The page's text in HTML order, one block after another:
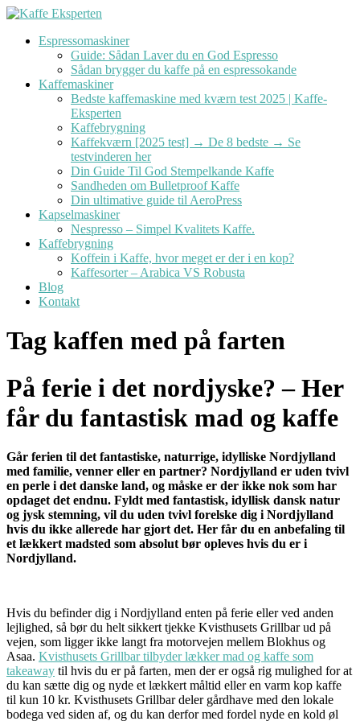
Videre
indholdEspressomaskiner
Guide: Sådan Laver du en God Espresso
Sådan brygger du kaffe på en espressokande
Kaffemaskiner
Bedste kaffemaskine med kværn test 2025 | Kaffe-
Eksperten
Kaffebrygning
Kaffekværn [2025 test] → De 8 bedste → Se
testvinderen her
Din Guide Til God Stempelkande Kaffe
Sandheden om Bulletproof Kaffe
Din ultimative guide til AeroPress
Kapselmaskiner
Nespresso – Simpel Kvalitets Kaffe.
Kaffebrygning
Koffein i Kaffe, hvor meget er der i en kop?
Kaffesorter – Arabica VS Robusta
Blog
Kontakt
Tag kaffen med på farten
På ferie i det nordjyske? – Her
får du fantastisk mad og kaffe
Går ferien til det fantastiske, naturrige, idylliske Nordjylland
med familie, venner eller en partner? Nordjylland er uden tvivl
en perle i det danske land, og måske er der ikke nok som har
opdaget det endnu. Fyldt med fantastisk, idyllisk dansk natur
og jysk stemning, vil du uden tvivl forelske dig i Nordjylland
hvis du ikke allerede har gjort det. Her får du en anbefaling til
et lækkert madsted som absolut bør opleves hvis du er i
Nordjylland.
Hvis du befinder dig i Nordjylland enten på ferie eller ved anden
lejlighed, så bør du helt sikkert tjekke Kvisthusets Grillbar ud på
vejen, som ligger ikke langt fra motorvejen mellem Blokhus og
Asaa. Kvisthusets Grillbar tilbyder lækker mad og kaffe som
takeaway til hvis du er på farten, men der er også rig mulighed for at
du kan sætte dig og nyde et lækkert måltid eller en varm kop kaffe
til kun 10 kr. Kvisthusets Grillbar deler gårdhave med den lokale
bodega ved siden af, og du kan derfor med fordel nyde en kold øl